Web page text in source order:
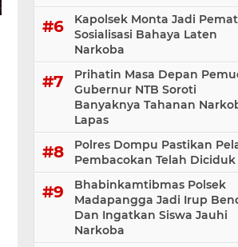
Kapolsek Monta Jadi
Sosialisasi Bahaya Laten
Narkoba
Prihatin Masa Depan
Gubernur NTB Soroti
Banyaknya Tahanan
Lapas
Polres Dompu Pastikan
Pembacokan Telah Diciduk
Bhabinkamtibmas Polsek
Madapangga Jadi Irup
Dan Ingatkan Siswa Jauhi
Narkoba